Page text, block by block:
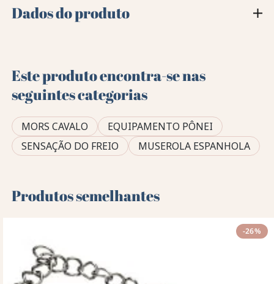
Dados do produto
Este produto encontra-se nas
seguintes categorias
MORS CAVALO
EQUIPAMENTO PÔNEI
SENSAÇÃO DO FREIO
MUSEROLA ESPANHOLA
Produtos semelhantes
-26%